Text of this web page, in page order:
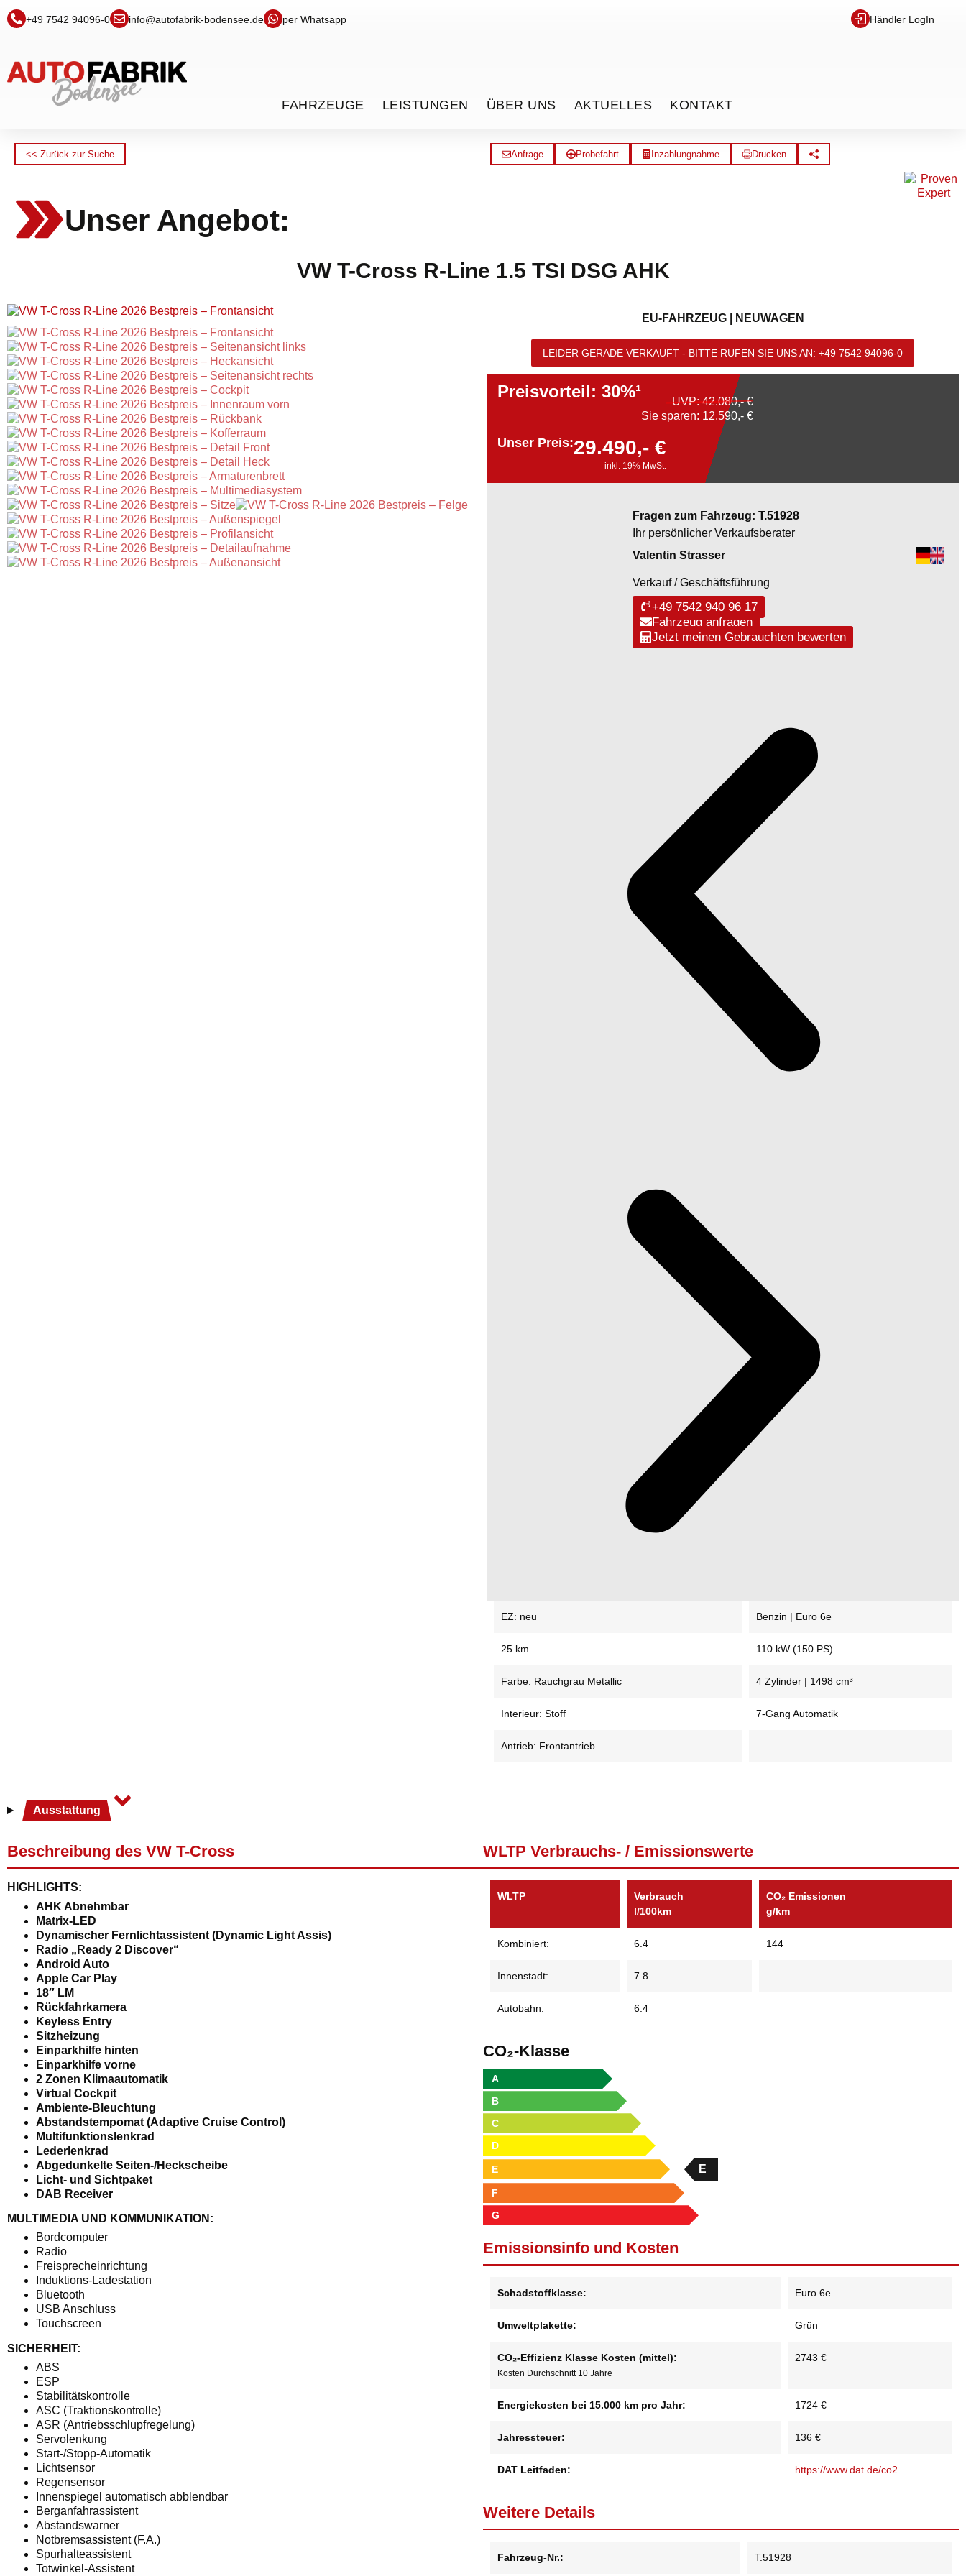
+49 7542 94096-0 info@autofabrik-bodensee.de per Whatsapp Händler LogIn
FAHRZEUGE LEISTUNGEN ÜBER UNS AKTUELLES KONTAKT
<< Zurück zur Suche Anfrage Probefahrt Inzahlungnahme Drucken
Unser Angebot:
VW T-Cross R-Line 1.5 TSI DSG AHK
EU-FAHRZEUG | NEUWAGEN
LEIDER GERADE VERKAUFT - BITTE RUFEN SIE UNS AN: +49 7542 94096-0
Preisvorteil: 30%¹
UVP:42.080,- €
Sie sparen: 12.590,- €
Unser Preis:29.490,- €
inkl. 19% MwSt.
Fragen zum Fahrzeug: T.51928
Ihr persönlicher Verkaufsberater
Valentin Strasser
Verkauf / Geschäftsführung
+49 7542 940 96 17
Fahrzeug anfragen
Jetzt meinen Gebrauchten bewerten
EZ: neu Benzin | Euro 6e
25 km 110 kW (150 PS)
Farbe: Rauchgrau Metallic 4 Zylinder | 1498 cm³
Interieur: Stoff 7-Gang Automatik
Antrieb: Frontantrieb
Ausstattung
Beschreibung des VW T-Cross
HIGHLIGHTS:
AHK Abnehmbar
Matrix-LED
Dynamischer Fernlichtassistent (Dynamic Light Assis)
Radio „Ready 2 Discover“
Android Auto
Apple Car Play
18″ LM
Rückfahrkamera
Keyless Entry
Sitzheizung
Einparkhilfe hinten
Einparkhilfe vorne
2 Zonen Klimaautomatik
Virtual Cockpit
Ambiente-Bleuchtung
Abstandstempomat (Adaptive Cruise Control)
Multifunktionslenkrad
Lederlenkrad
Abgedunkelte Seiten-/Heckscheibe
Licht- und Sichtpaket
DAB Receiver
MULTIMEDIA UND KOMMUNIKATION:
Bordcomputer
Radio
Freisprecheinrichtung
Induktions-Ladestation
Bluetooth
USB Anschluss
Touchscreen
SICHERHEIT:
ABS
ESP
Stabilitätskontrolle
ASC (Traktionskontrolle)
ASR (Antriebsschlupfregelung)
Servolenkung
Start-/Stopp-Automatik
Lichtsensor
Regensensor
Innenspiegel automatisch abblendbar
Berganfahrassistent
Abstandswarner
Notbremsassistent (F.A.)
Spurhalteassistent
Totwinkel-Assistent
WLTP Verbrauchs- / Emissionswerte
WLTP
Verbrauch
l/100km
CO₂ Emissionen
g/km
Kombiniert: 6.4 144
Innenstadt: 7.8
Autobahn: 6.4
CO₂-Klasse
A
B
C
D
E E
F
G
Emissionsinfo und Kosten
Schadstoffklasse: Euro 6e
Umweltplakette: Grün
CO₂-Effizienz Klasse Kosten (mittel):
Kosten Durchschnitt 10 Jahre
2743 €
Energiekosten bei 15.000 km pro Jahr: 1724 €
Jahressteuer: 136 €
DAT Leitfaden: https://www.dat.de/co2
Weitere Details
Fahrzeug-Nr.: T.51928